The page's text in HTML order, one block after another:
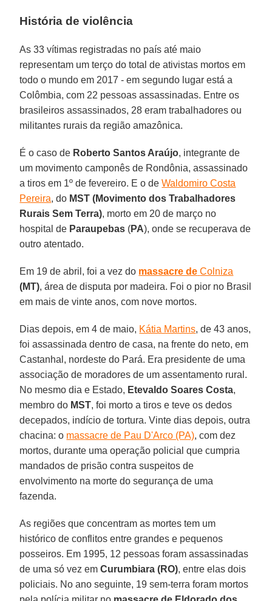
História de violência
As 33 vítimas registradas no país até maio
representam um terço do total de ativistas mortos em
todo o mundo em 2017 - em segundo lugar está a
Colômbia, com 22 pessoas assassinadas. Entre os
brasileiros assassinados, 28 eram trabalhadores ou
militantes rurais da região amazônica.
É o caso de Roberto Santos Araújo, integrante de
um movimento camponês de Rondônia, assassinado
a tiros em 1º de fevereiro. E o deWaldomiro Costa
Pereira, do MST (Movimento dos Trabalhadores
Rurais Sem Terra), morto em 20 de março no
hospital de Paraupebas (PA), onde se recuperava de
outro atentado.
Em 19 de abril, foi a vez do massacre de Colniza
(MT), área de disputa por madeira. Foi o pior no Brasil
em mais de vinte anos, com nove mortos.
Dias depois, em 4 de maio, Kátia Martins, de 43 anos,
foi assassinada dentro de casa, na frente do neto, em
Castanhal, nordeste do Pará. Era presidente de uma
associação de moradores de um assentamento rural.
No mesmo dia e Estado, Etevaldo Soares Costa,
membro do MST, foi morto a tiros e teve os dedos
decepados, indício de tortura. Vinte dias depois, outra
chacina: o massacre de Pau D'Arco (PA), com dez
mortos, durante uma operação policial que cumpria
mandados de prisão contra suspeitos de
envolvimento na morte do segurança de uma
fazenda.
As regiões que concentram as mortes tem um
histórico de conflitos entre grandes e pequenos
posseiros. Em 1995, 12 pessoas foram assassinadas
de uma só vez emCurumbiara (RO), entre elas dois
policiais. No ano seguinte, 19 sem-terra foram mortos